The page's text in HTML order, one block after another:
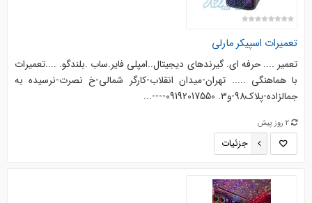
تعمیرات اسپیکر مارلی
تعمیر .... حرفه ای. گیرندهای دیجیتال..امپلی فایر.ساب .بلندگو. ....‌‌تعمیرات
با هماهنگی ..... تهران-میدان انقلاب-کارگر شمالی-خ نصرت-نرسیده به
جمالزاده-پلاک98-و3. 09192017550----...
2 روز پیش
جزئیات